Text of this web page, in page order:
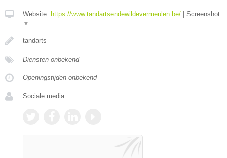
Website: https://www.tandartsendewildevermeulen.be/
Screenshot
▼
tandarts
Diensten onbekend
Openingstijden onbekend
Sociale media: